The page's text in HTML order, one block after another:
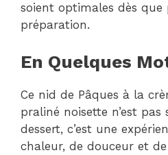
soient optimales dès que
préparation.
En Quelques
Ce nid de Pâques à la
praliné noisette n’est pas
dessert, c’est une
chaleur, de douceur et